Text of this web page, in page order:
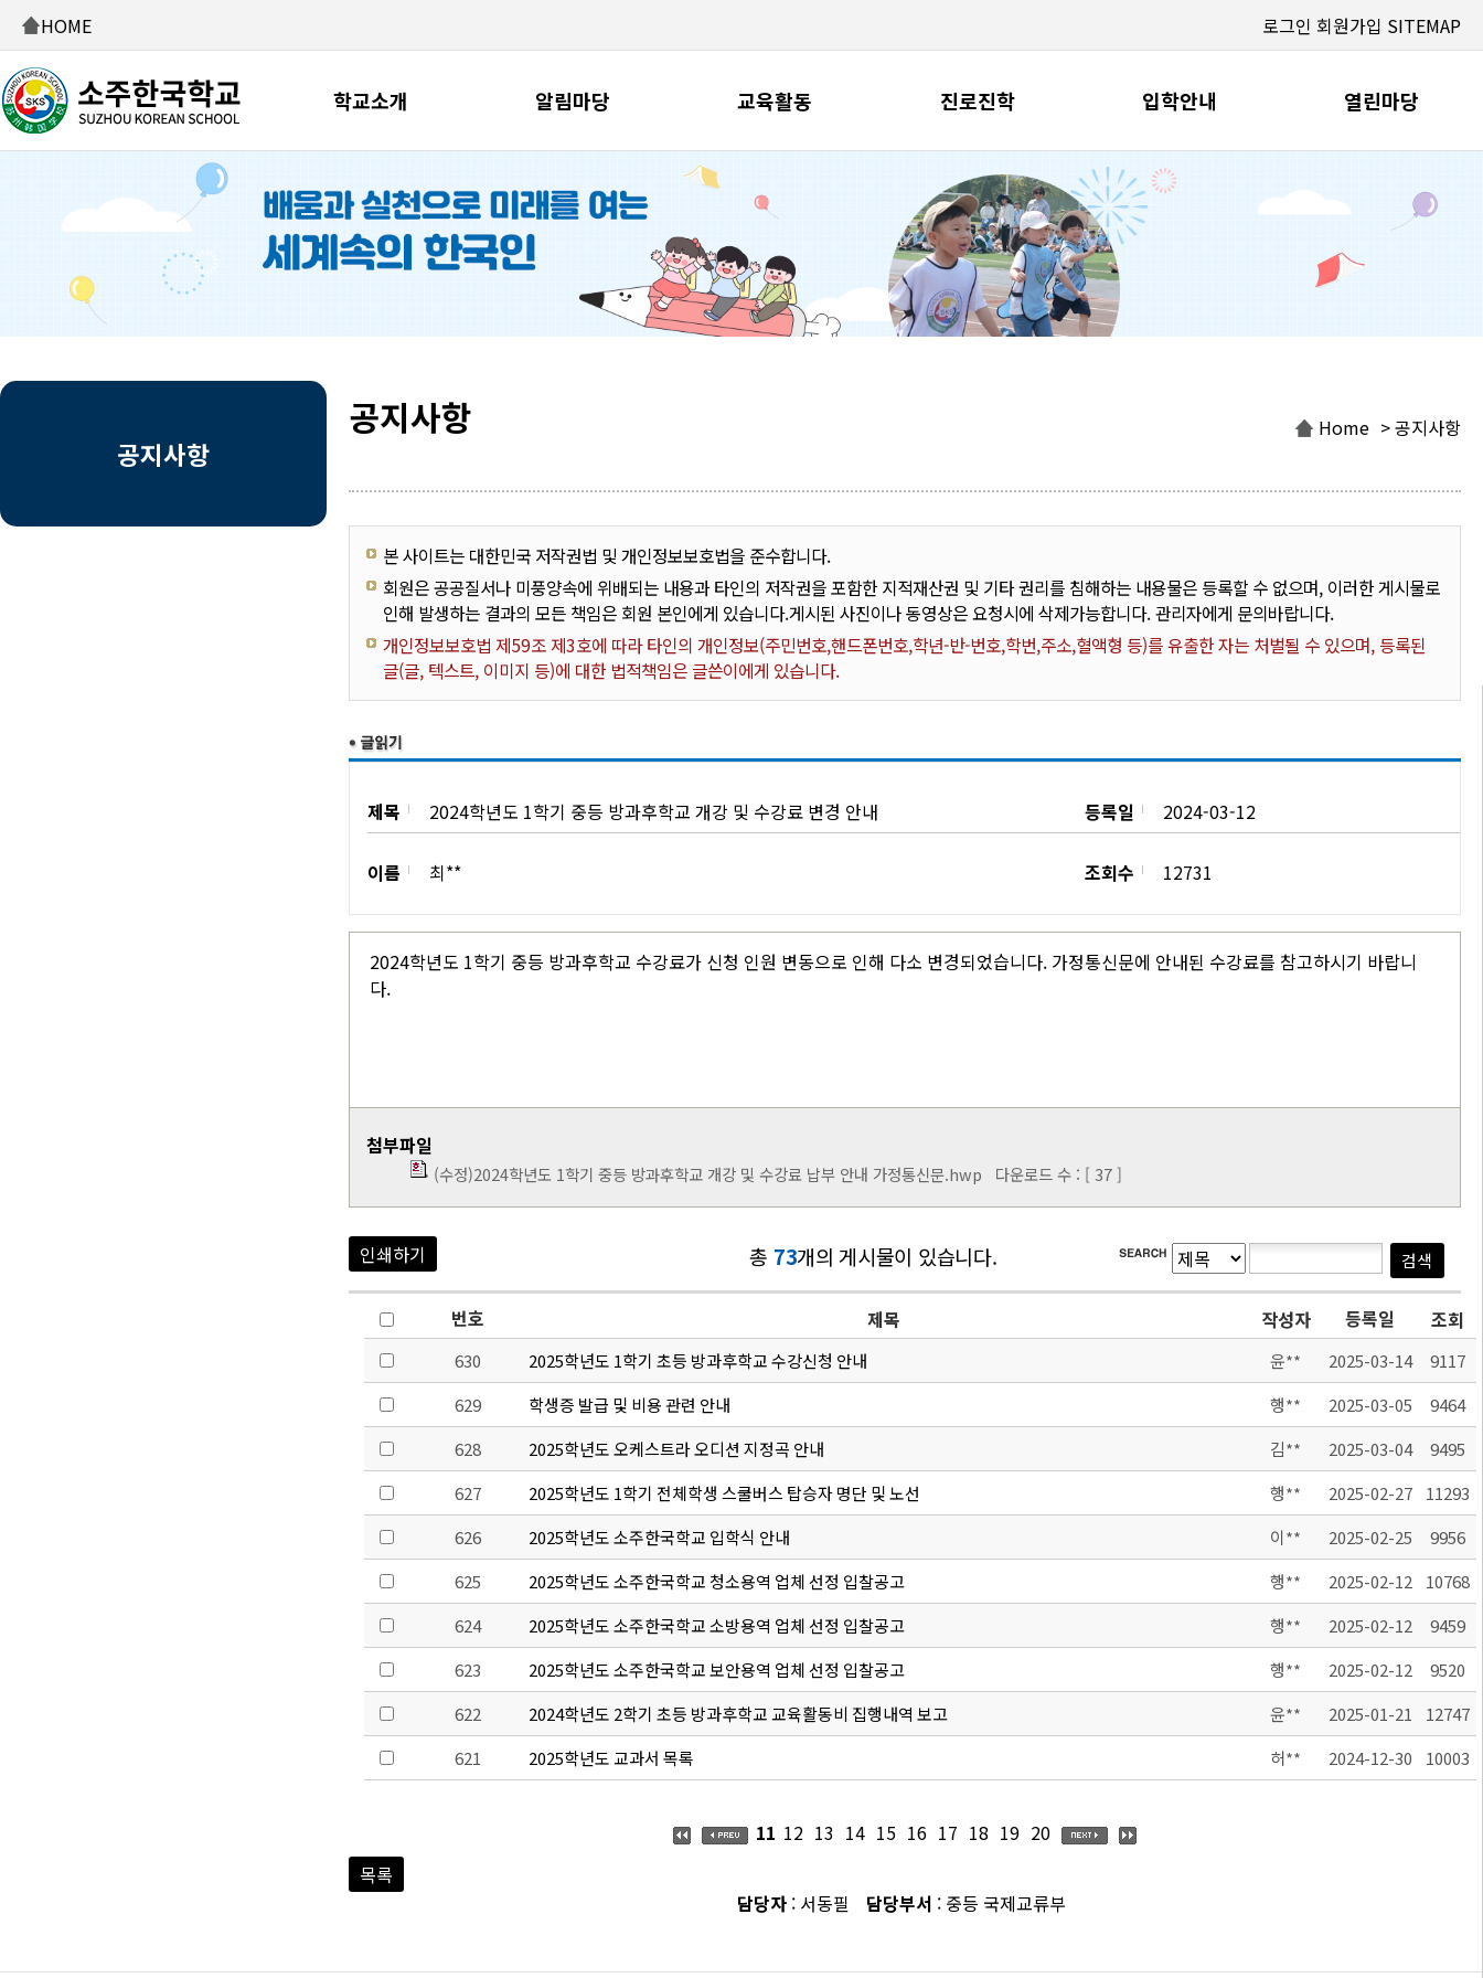
HOME 로그인 회원가입 SITEMAP
학교소개 알림마당 교육활동 진로진학 입학안내 열린마당
공지사항
공지사항 Home > 공지사항
본 사이트는 대한민국 저작권법 및 개인정보보호법을 준수합니다.
회원은 공공질서나 미풍양속에 위배되는 내용과 타인의 저작권을 포함한 지적재산권 및 기타 권리를 침해하는 내용물은 등록할 수 없으며, 이러한 게시물로
인해 발생하는 결과의 모든 책임은 회원 본인에게 있습니다.게시된 사진이나 동영상은 요청시에 삭제가능합니다. 관리자에게 문의바랍니다.
개인정보보호법 제59조 제3호에 따라 타인의 개인정보(주민번호,핸드폰번호,학년-반-번호,학번,주소,혈액형 등)를 유출한 자는 처벌될 수 있으며, 등록된
글(글, 텍스트, 이미지 등)에 대한 법적책임은 글쓴이에게 있습니다.
제목 2024학년도 1학기 중등 방과후학교 개강 및 수강료 변경 안내 등록일 2024-03-12
이름 최** 조회수 12731
2024학년도 1학기 중등 방과후학교 수강료가 신청 인원 변동으로 인해 다소 변경되었습니다. 가정통신문에 안내된 수강료를 참고하시기 바랍니
다.
첨부파일
(수정)2024학년도 1학기 중등 방과후학교 개강 및 수강료 납부 안내 가정통신문.hwp 다운로드 수 : [ 37 ]
인쇄하기 총 73개의 게시물이 있습니다.
번호 제목 작성자 등록일 조회
630 2025학년도 1학기 초등 방과후학교 수강신청 안내 윤** 2025-03-14
9117
629
학생증 발급 및 비용 관련 안내 행** 2025-03-05
9464
628
2025학년도 오케스트라 오디션 지정곡 안내 김** 2025-03-04
9495
627
2025학년도 1학기 전체학생 스쿨버스 탑승자 명단 및 노선 행** 2025-02-27
11293
626
2025학년도 소주한국학교 입학식 안내 이** 2025-02-25
9956
625
2025학년도 소주한국학교 청소용역 업체 선정 입찰공고 행** 2025-02-12
10768
624
2025학년도 소주한국학교 소방용역 업체 선정 입찰공고 행** 2025-02-12
9459
623
2025학년도 소주한국학교 보안용역 업체 선정 입찰공고 행** 2025-02-12
9520
622
2024학년도 2학기 초등 방과후학교 교육활동비 집행내역 보고 윤** 2025-01-21
12747
621
2025학년도 교과서 목록 허** 2024-12-30 10003
11 12 13 14 15 16 17 18 19 20
목록
담당자 : 서동필 담당부서 : 중등 국제교류부